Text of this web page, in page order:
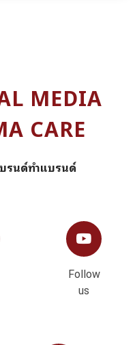
MEDIA
CARE
รนด์ทำแบรนด์
Follow
us